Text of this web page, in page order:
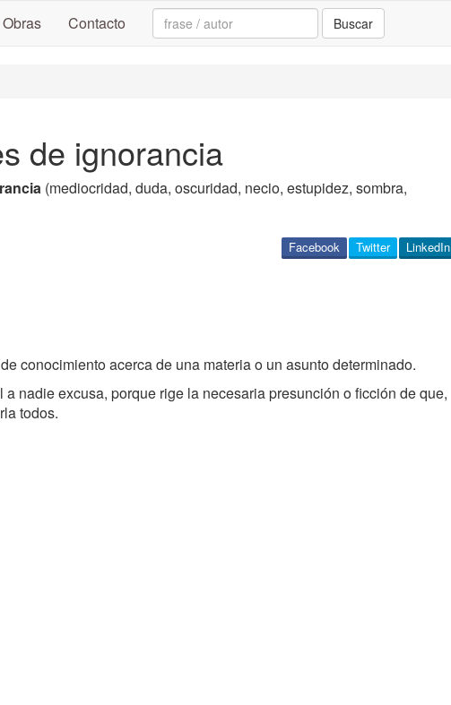
Obras Contacto Search: Buscar
de ignorancia
(mediocridad, duda, oscuridad, necio, estupidez, sombra,
LinkedIn
Twitter
Facebook
conocimiento acerca de una materia o un asunto determinado.
nadie excusa, porque rige la necesaria presunción o ficción de que,
todos.